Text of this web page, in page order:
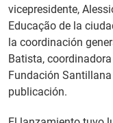
vicepresidente,
Educação de la
la coordinación
Batista,
Fundación
publicación.